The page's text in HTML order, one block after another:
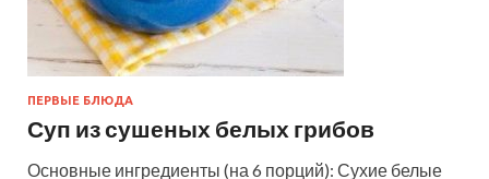
ПЕРВЫЕ БЛЮДА
Суп из сушеных белых грибов
Основные ингредиенты (на 6 порций): Сухие белые